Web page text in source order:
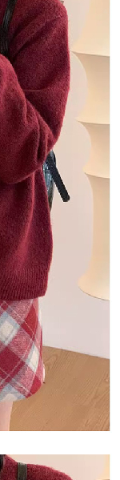
「AFTEE先享後付」
。
，可透過四大超商／
成。
要取消訂單，請聯絡
，需透過AFTEE先享
顯示為準，若有關於
繫「AFTEE先享後付
support/home
後付」服務完成之交
相關給付款項請求債
同意方可使用
本公司不負相關責
戶狀況，依本公司即
本公司將視審查結果
現惡意使用之情形，
採取法律行動。